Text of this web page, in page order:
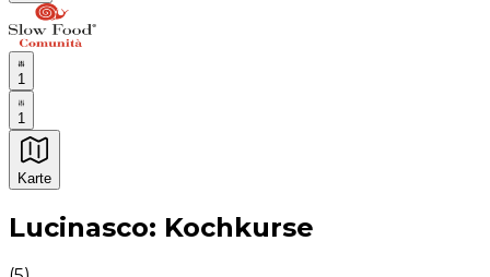
1
1
Karte
Unvergessliche kulinarische Erlebnisse:
Lucinasco: Kochkurse